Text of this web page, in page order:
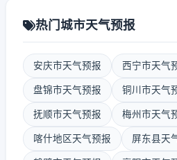
热门城市天气预报
安庆市天气预报 西宁市天气
盘锦市天气预报 铜川市天气
抚顺市天气预报 梅州市天气
喀什地区天气预报 屏东县天